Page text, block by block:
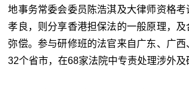
地事务常委会委员陈浩淇及大律师资格
孝良，则分享香港担保法的一般原理，及
弥偿。参与研修班的法官来自广东、广
32个省市，在68家法院中专责处理涉外及